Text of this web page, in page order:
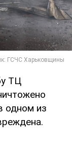
ТЦ
одном из